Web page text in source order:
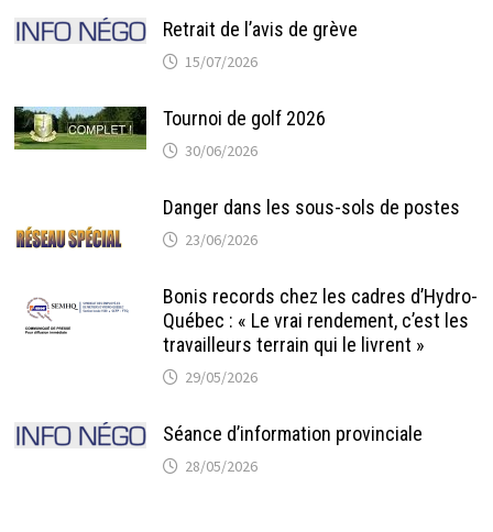
Retrait de l’avis de grève
15/07/2026
Tournoi de golf 2026
30/06/2026
Danger dans les sous-sols de postes
23/06/2026
Bonis records chez les cadres d’Hydro-
Québec : « Le vrai rendement, c’est les
travailleurs terrain qui le livrent »
29/05/2026
Séance d’information provinciale
28/05/2026